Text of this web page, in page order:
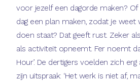
voor jezelf een dagorde maken? Of
dag een plan maken, zodat je weet
doen staat? Dat geeft rust. Zeker
als activiteit opneemt. Fer noemt
Hour’. De dertigers voelden zich
zijn uitspraak: ‘Het werk is niet af,